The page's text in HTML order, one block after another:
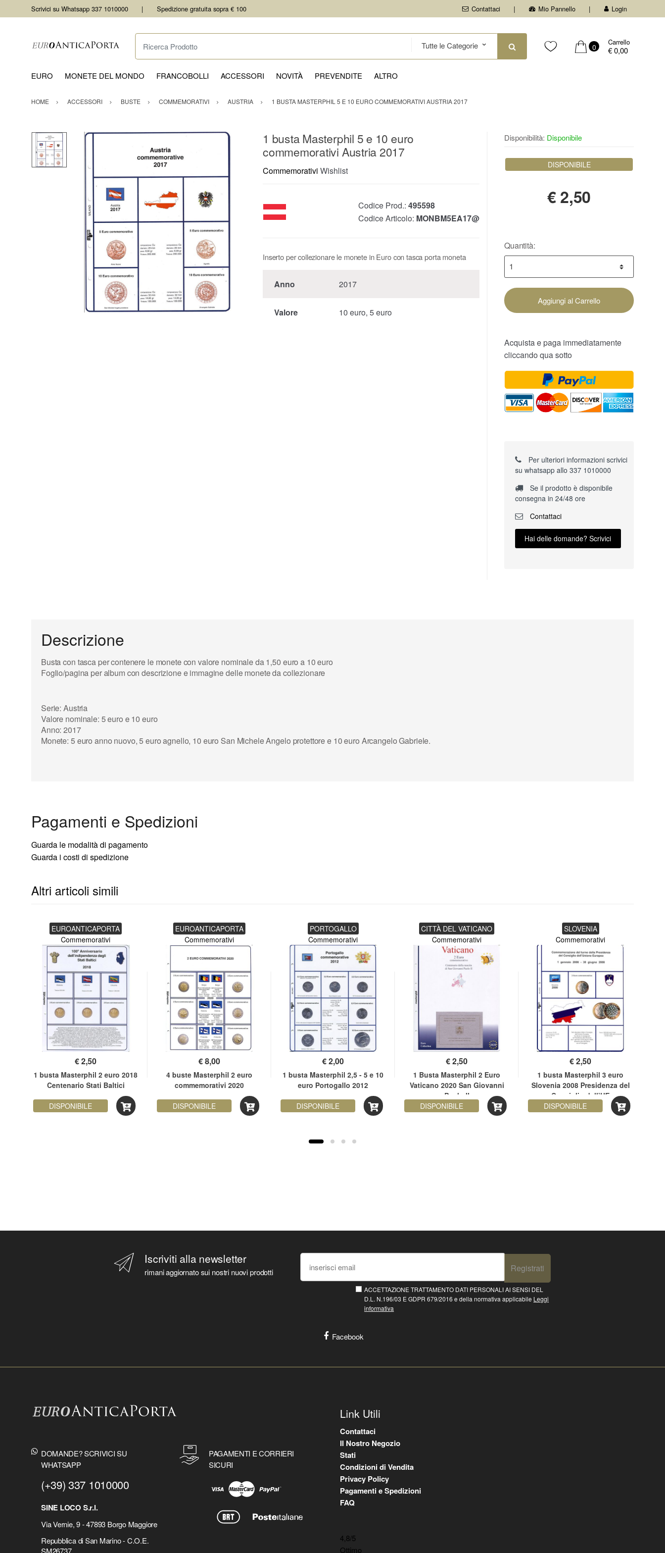
Scrivici su Whatsapp 337 1010000 Spedizione gratuita sopra € 100 Contattaci Mio Pannello Login
Ricerca Prodotto
0
Carrello
€ 0,00
EURO MONETE DEL MONDO FRANCOBOLLI ACCESSORI NOVITÀ PREVENDITE ALTRO
HOME ACCESSORI BUSTE COMMEMORATIVI AUSTRIA 1 BUSTA MASTERPHIL 5 E 10 EURO COMMEMORATIVI AUSTRIA 2017
1 busta Masterphil 5 e 10 euro
commemorativi Austria 2017
Commemorativi Wishlist
Codice Prod.: 495598
Codice Articolo: MONBM5EA17@
Inserto per collezionare le monete in Euro con tasca porta moneta
Anno 2017
Valore 10 euro, 5 euro
Disponibilità: Disponibile
DISPONIBILE
€2,50
Quantità:
Aggiungi al Carrello
Acquista e paga immediatamente
cliccando qua sotto
Per ulteriori informazioni scrivici
su whatsapp allo 337 1010000
Se il prodotto è disponibile
consegna in 24/48 ore
Contattaci
Hai delle domande? Scrivici
Descrizione
Busta con tasca per contenere le monete con valore nominale da 1,50 euro a 10 euro
Foglio/pagina per album con descrizione e immagine delle monete da collezionare
Serie: Austria
Valore nominale: 5 euro e 10 euro
Anno: 2017
Monete: 5 euro anno nuovo, 5 euro agnello, 10 euro San Michele Angelo protettore e 10 euro Arcangelo Gabriele.
Pagamenti e Spedizioni
Guarda le modalità di pagamento
Guarda i costi di spedizione
Altri articoli simili
EUROANTICAPORTA
Commemorativi
€2,50
1 busta Masterphil 2 euro 2018
Centenario Stati Baltici
DISPONIBILE
EUROANTICAPORTA
Commemorativi
€8,00
4 buste Masterphil 2 euro
commemorativi 2020
DISPONIBILE
PORTOGALLO
Commemorativi
€2,00
1 busta Masterphil 2,5 - 5 e 10
euro Portogallo 2012
DISPONIBILE
CITTÀ DEL VATICANO
Commemorativi
€2,50
1 Busta Masterphil 2 Euro
Vaticano 2020 San Giovanni
Paolo II
DISPONIBILE
SLOVENIA
Commemorativi
€2,50
1 busta Masterphil 3 euro
Slovenia 2008 Presidenza del
Consiglio dell’UE
DISPONIBILE
Iscriviti alla newsletter
rimani aggiornato sui nostri nuovi prodotti Registrati
ACCETTAZIONE TRATTAMENTO DATI PERSONALI AI SENSI DEL
D.L. N.196/03 E GDPR 679/2016 e della normativa applicabile Leggi
informativa
Facebook
DOMANDE? SCRIVICI SU
WHATSAPP
(+39) 337 1010000
SINE LOCO S.r.l.
Via Vernie, 9 - 47893 Borgo Maggiore
Repubblica di San Marino - C.O.E.
SM26737
PAGAMENTI E CORRIERI
SICURI
Link Utili
Contattaci
Il Nostro Negozio
Stati
Condizioni di Vendita
Privacy Policy
Pagamenti e Spedizioni
FAQ
4,8/5
Ottimo